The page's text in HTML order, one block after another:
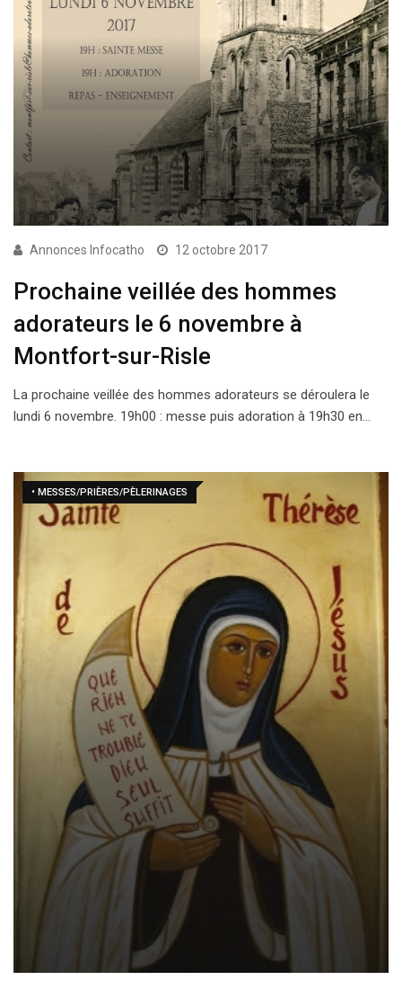
Annonces Infocatho 12 octobre 2017
Prochaine veillée des hommes
adorateurs le 6 novembre à
Montfort-sur-Risle
La prochaine veillée des hommes adorateurs se déroulera le
lundi 6 novembre. 19h00 : messe puis adoration à 19h30 en…
• MESSES/PRIÈRES/PÈLERINAGES